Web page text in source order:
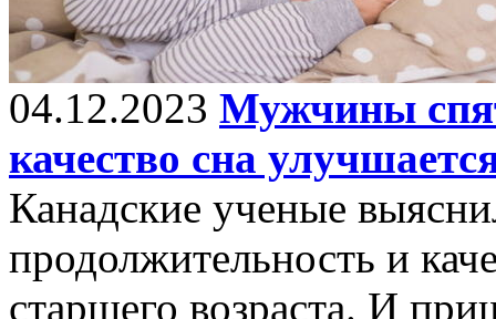
04.12.2023 Мужчины
качество сна
Канадские ученые
продолжительность и
старшего возраста. И